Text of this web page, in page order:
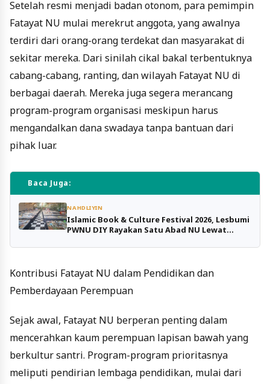
Setelah resmi menjadi badan otonom, para pemimpin
Fatayat NU mulai merekrut anggota, yang awalnya
terdiri dari orang-orang terdekat dan masyarakat di
sekitar mereka. Dari sinilah cikal bakal terbentuknya
cabang-cabang, ranting, dan wilayah Fatayat NU di
berbagai daerah. Mereka juga segera merancang
program-program organisasi meskipun harus
mengandalkan dana swadaya tanpa bantuan dari
pihak luar.
Baca Juga:
NAHDLIYIN
Islamic Book & Culture Festival 2026, Lesbumi
PWNU DIY Rayakan Satu Abad NU Lewat
Kontribusi Fatayat NU dalam Pendidikan dan
Pemberdayaan Perempuan
Sejak awal, Fatayat NU berperan penting dalam
mencerahkan kaum perempuan lapisan bawah yang
berkultur santri. Program-program prioritasnya
meliputi pendirian lembaga pendidikan, mulai dari